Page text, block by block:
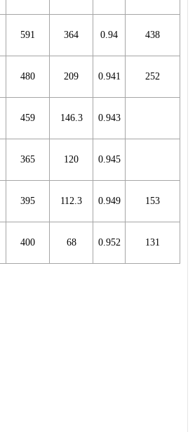
591 364 0.94 438
480 209 0.941 252
459 146.3 0.943
365 120 0.945
395 112.3 0.949 153
400 68 0.952 131